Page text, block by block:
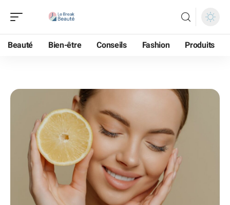
Beauté Bien-être Conseils Fashion Produits